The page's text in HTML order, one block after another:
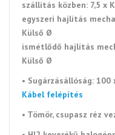
szállítás közben: 7,5 x
egyszeri hajlítás
Külső Ø
ismétlődő hajlítás
Külső Ø
• Sugárzásállóság: 100
Kábel felépítés
• Tömör, csupasz réz